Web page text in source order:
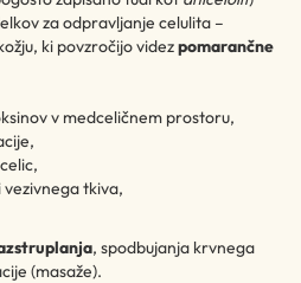
za odpravljanje celulita –
ki povzročijo videzpomarančne
v medceličnem prostoru,
tkiva,
, spodbujanja krvnega
(masaže).